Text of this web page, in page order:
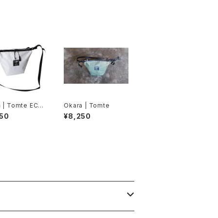
| Tomte ECO
Okara | Tomte
¥8,250